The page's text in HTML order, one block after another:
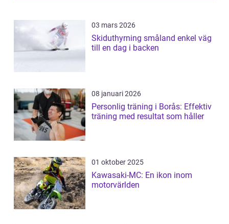
03 mars 2026
Skiduthyrning småland enkel väg
till en dag i backen
08 januari 2026
Personlig träning i Borås: Effektiv
träning med resultat som håller
01 oktober 2025
Kawasaki-MC: En ikon inom
motorvärlden